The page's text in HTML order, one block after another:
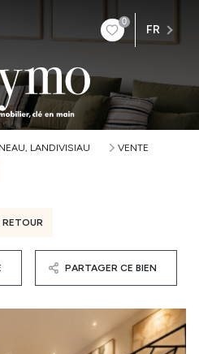
0
FR
LANDIVISIAU
VENTE
RETOUR
PARTAGER CE BIEN